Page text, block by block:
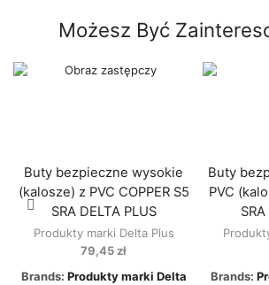
Możesz Być
Buty bezpieczne wysokie
(kalosze) z PVC COPPER S5
SRA DELTA PLUS
Produkty marki Delta Plus
79,45zł
Brands: Produkty marki Delta
Buty
PVC
Brands: